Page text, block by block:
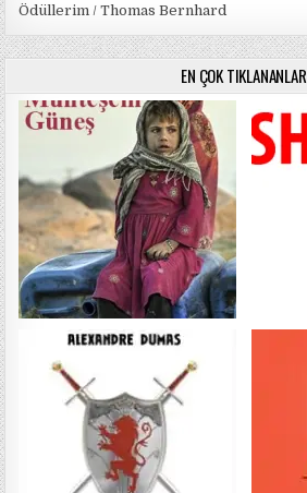
Ödüllerim / Thomas Bernhard
EN ÇOK TIKLANANLAR